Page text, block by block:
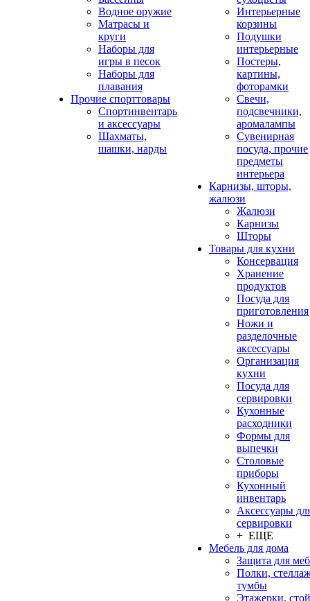
Водное оружие
Матрасы и
круги
Наборы для
игры в песок
Наборы для
плавания
Прочие спорттовары
Спортинвентарь
и аксессуары
Шахматы,
шашки, нарды
Интерьерные
корзины
Подушки
интерьерные
Постеры,
картины,
фоторамки
Свечи,
подсвечники,
аромалампы
Сувенирная
посуда, прочие
предметы
интерьера
Карнизы, шторы,
жалюзи
Жалюзи
Карнизы
Шторы
Товары для кухни
Консервация
Хранение
продуктов
Посуда для
приготовления
Ножи и
разделочные
аксессуары
Организация
кухни
Посуда для
сервировки
Кухонные
расходники
Формы для
выпечки
Столовые
приборы
Кухонный
инвентарь
Аксессуары
сервировки
+ ЕЩЕ
Мебель для дома
Защита для
Полки,
тумбы
Этажерки,